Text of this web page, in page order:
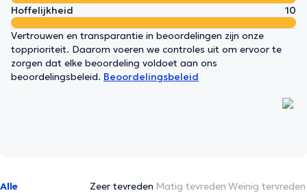
Hoffelijkheid 10
Vertrouwen en transparantie in beoordelingen zijn onze
topprioriteit. Daarom voeren we controles uit om ervoor te
zorgen dat elke beoordeling voldoet aan ons
beoordelingsbeleid. Beoordelingsbeleid
Alle
Zeer tevreden Matig tevreden Weinig tervreden